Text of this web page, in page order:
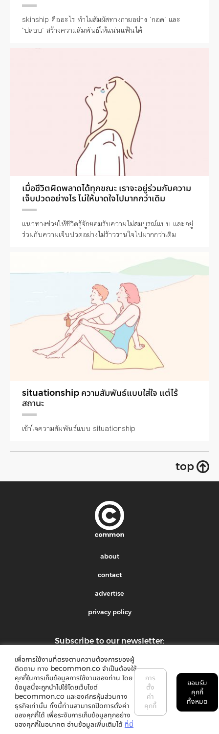
skinship คืออะไร ทำไมสัมผัสทางกายอย่าง ‘กอด’ และ
‘ปลอบ’ สร้างความสัมพันธ์ให้แน่นแฟ้นได้
เมื่อชีวิตผิดพลาดได้ทุกขณะ เราจะอยู่ร่วมกับความ
เจ็บปวดอย่างไร ไม่ให้บาดใจไปมากกว่าเดิม
แนวทางช่วยให้ชีวิตรู้จักยอมรับความไม่สมบูรณ์แบบ และอยู่
ร่วมกับความเจ็บปวดอย่างไม่ร้าวรานใจไปมากกว่าเดิม
situationship ความสัมพันธ์แบบใส่ใจ แต่ไร้
สถานะ
เข้าใจความสัมพันธ์แบบ situationship
top
about
contact
advertise
privacy policy
Subscribe to our newsletter:
submit
©2018 common. All rights reserved
เพื่อการใช้งานที่ตรงตามความต้องการของผู้
ติดตาม ทาง becommon.co จำเป็นต้องใช้
คุกกี้ในการเก็บข้อมูลการใช้งานของท่าน โดย
ข้อมูลนี้จะถูกนำไปใช้โดยเว็บไซต์
becommon.co และองค์กรหุ้นส่วนทาง
ธุรกิจเท่านั้น ทั้งนี้ท่านสามารถปิดการตั้งค่า
ของคุกกี้ได้ เพื่อระงับการเก็บข้อมูลทุกอย่าง
ของคุกกี้ในอนาคต อ่านข้อมูลเพิ่มเติมได้ ที่นี่
การ
ตั้ง
ค่า
คุกกี้
ยอมรับ
คุกกี้
ทั้งหมด